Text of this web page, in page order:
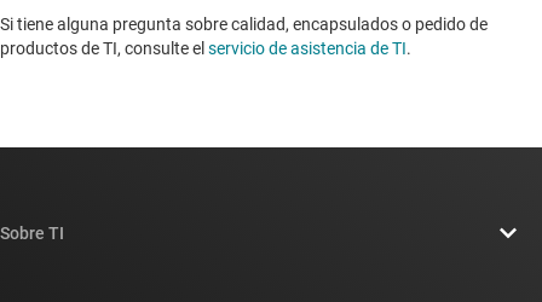
Si tiene alguna pregunta sobre calidad, encapsulados o pedido de
productos de TI, consulte elservicio de asistencia de TI. ​​​​​​​​​​​​​​
Sobre TI